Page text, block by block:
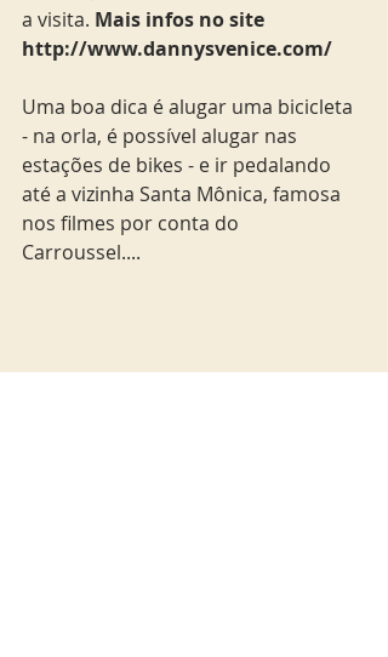
a visita. Mais infos no site
http://www.dannysvenice.com/
Uma boa dica é alugar uma bicicleta
- na orla, é possível alugar nas
estações de bikes - e ir pedalando
até a vizinha Santa Mônica, famosa
nos filmes por conta do
Carroussel....